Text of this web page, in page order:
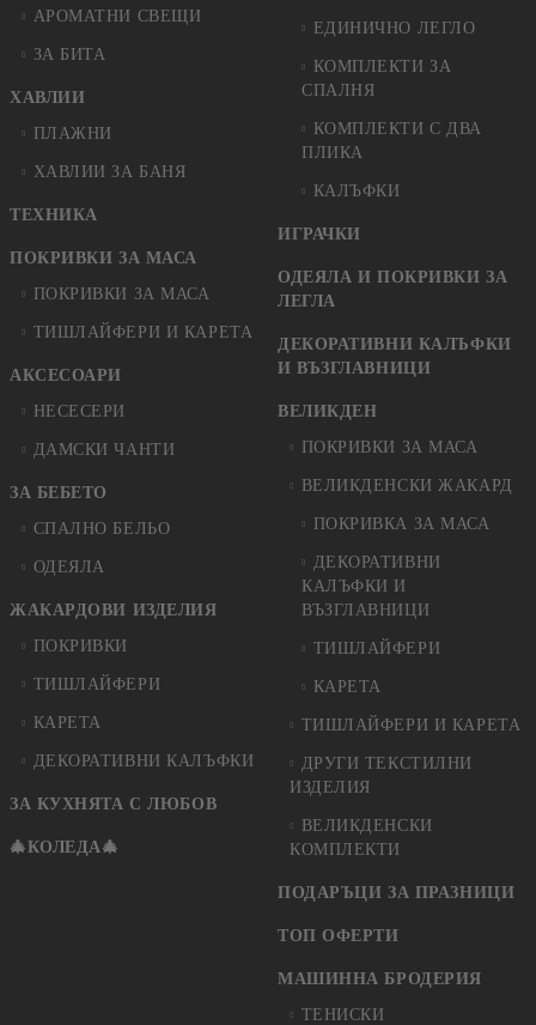
АРОМАТНИ СВЕЩИ
ЗА БИТА
ХАВЛИИ
ПЛАЖНИ
ХАВЛИИ ЗА БАНЯ
ТЕХНИКА
ПОКРИВКИ ЗА МАСА
ПОКРИВКИ ЗА МАСА
ТИШЛАЙФЕРИ И КАРЕТА
АКСЕСОАРИ
НЕСЕСЕРИ
ДАМСКИ ЧАНТИ
ЗА БЕБЕТО
СПАЛНО БЕЛЬО
ОДЕЯЛА
ЖАКАРДОВИ ИЗДЕЛИЯ
ПОКРИВКИ
ТИШЛАЙФЕРИ
КАРЕТА
ДЕКОРАТИВНИ КАЛЪФКИ
ЗА КУХНЯТА С ЛЮБОВ
🎄КОЛЕДА🎄
ЕДИНИЧНО ЛЕГЛО
КОМПЛЕКТИ ЗА
СПАЛНЯ
КОМПЛЕКТИ С ДВА
ПЛИКА
КАЛЪФКИ
ИГРАЧКИ
ОДЕЯЛА И ПОКРИВКИ ЗА
ЛЕГЛА
ДЕКОРАТИВНИ КАЛЪФКИ
И ВЪЗГЛАВНИЦИ
ВЕЛИКДЕН
ПОКРИВКИ ЗА МАСА
ВЕЛИКДЕНСКИ ЖАКАРД
ПОКРИВКА ЗА МАСА
ДЕКОРАТИВНИ
КАЛЪФКИ И
ВЪЗГЛАВНИЦИ
ТИШЛАЙФЕРИ
КАРЕТА
ТИШЛАЙФЕРИ И КАРЕТА
ДРУГИ ТЕКСТИЛНИ
ИЗДЕЛИЯ
ВЕЛИКДЕНСКИ
КОМПЛЕКТИ
ПОДАРЪЦИ ЗА ПРАЗНИЦИ
ТОП ОФЕРТИ
МАШИННА БРОДЕРИЯ
ТЕНИСКИ